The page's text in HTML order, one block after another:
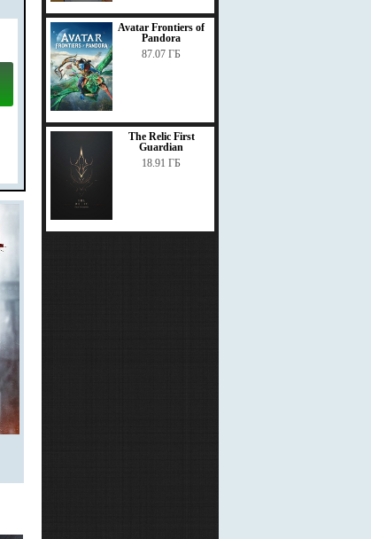
Avatar Frontiers of
Pandora
87.07 ГБ
The Relic First
Guardian
18.91 ГБ